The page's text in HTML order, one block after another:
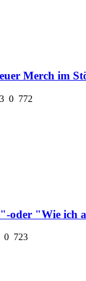
Merch im
0 772
oder "Wie ich
0 723